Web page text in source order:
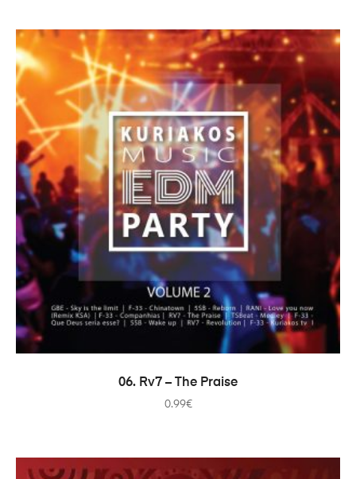
ADICIONAR
06. Rv7 – The Praise
0.99€